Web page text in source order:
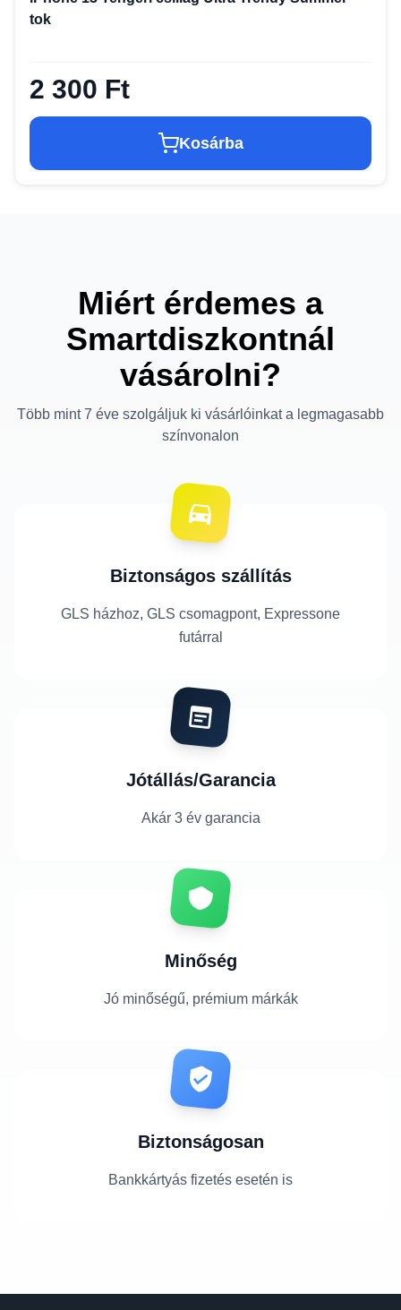
tok
2 300 Ft
Kosárba
Miért érdemes a
Smartdiszkontnál
vásárolni?
Több mint 7 éve szolgáljuk ki vásárlóinkat a legmagasabb
színvonalon
Biztonságos szállítás
GLS házhoz, GLS csomagpont, Expressone
futárral
Jótállás/Garancia
Akár 3 év garancia
Minőség
Jó minőségű, prémium márkák
Biztonságosan
Bankkártyás fizetés esetén is